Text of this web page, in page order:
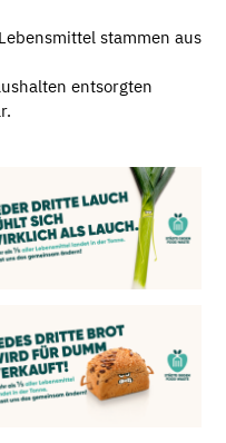
stammen aus
entsorgten